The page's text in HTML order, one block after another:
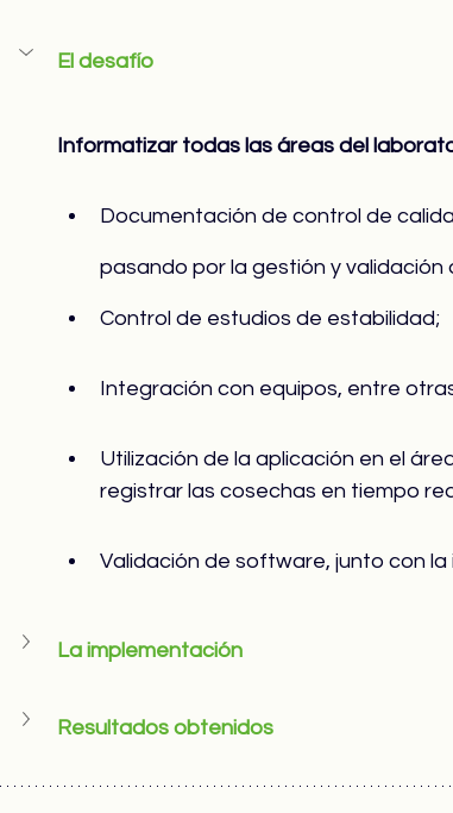
El desafío
Informatizar todas las áreas del
Documentación de control de
pasando por la gestión y
Control de estudios de estabilidad;
Integración con equipos, entre
Utilización de la aplicación en el
registrar las cosechas en tiempo
Validación de software, junto con
La implementación
Resultados obtenidos